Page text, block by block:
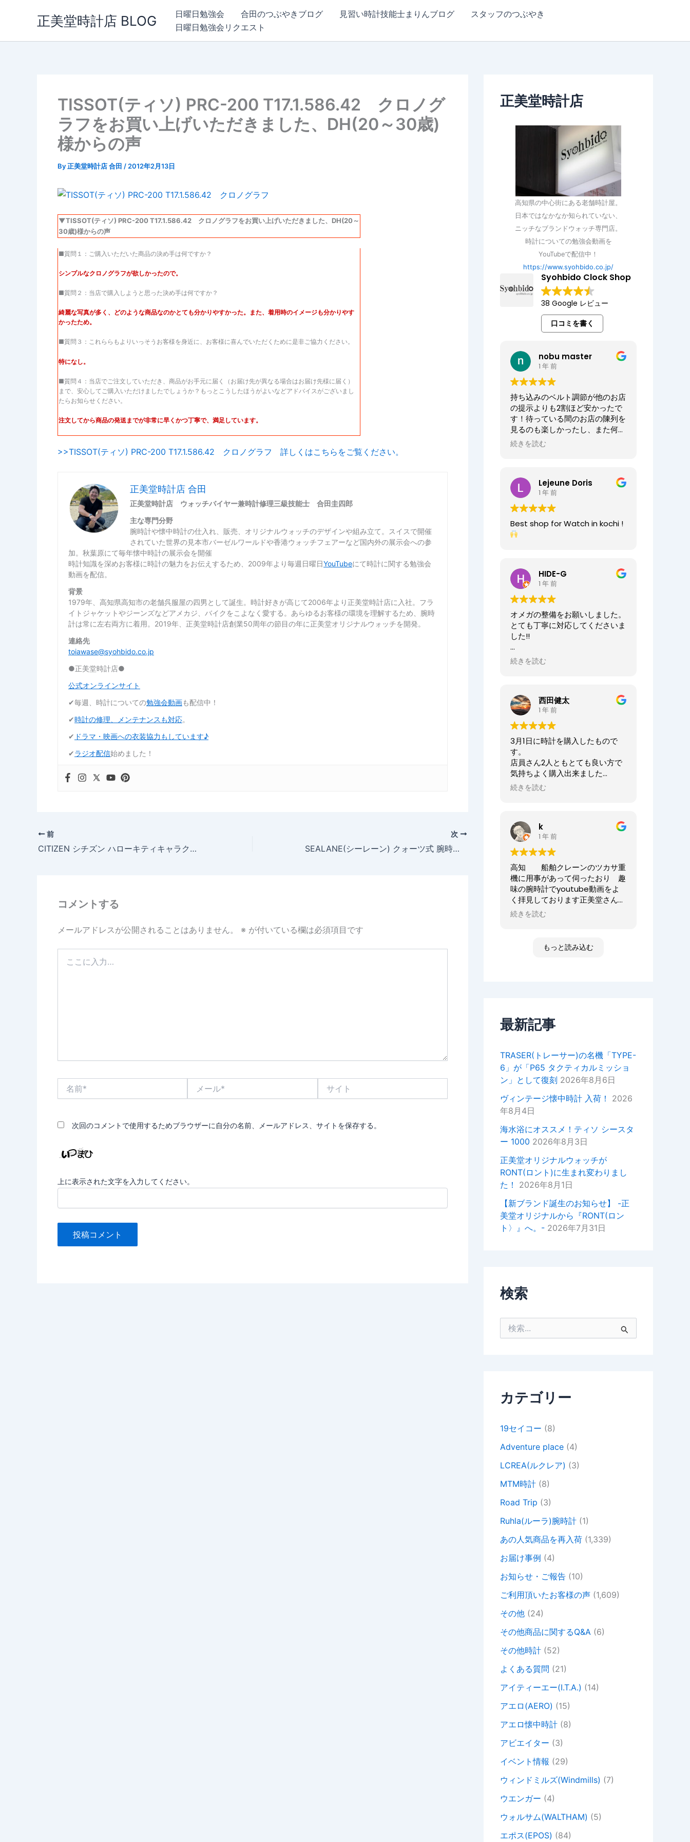
正美堂時計店 BLOG 日曜日勉強会 合田のつぶやきブログ 見習い時計技能士まりんブログ
スタッフのつぶやき
日曜日勉強会リクエスト
TISSOT(ティソ) PRC-200 T17.1.586.42 クロノグ
ラフをお買い上げいただきました、DH(20～30歳)
様からの声
By正美堂時計店 合田 / 2012年2月13日
▼TISSOT(ティソ) PRC-200 T17.1.586.42 クロノグラフをお買い上げいただきました、DH(20～
30歳)様からの声
■質問１：ご購入いただいた商品の決め手は何ですか？
シンプルなクロノグラフが欲しかったので。
■質問２：当店で購入しようと思った決め手は何ですか？
綺麗な写真が多く、どのような商品なのかとても分かりやすかった。また、着用時のイメージも分かりやす
かったため。
■質問３：これららもよりいっそうお客様を身近に、お客様に喜んでいただくために是非ご協力ください。
特になし。
■質問４：当店でご注文していただき、商品がお手元に届く（お届け先が異なる場合はお届け先様に届く）
まで、安心してご購入いただけましたでしょうか？もっとこうしたほうがよいなどアドバイスがございまし
たらお知らせください。
注文してから商品の発送までが非常に早くかつ丁寧で、満足しています。
>>TISSOT(ティソ) PRC-200 T17.1.586.42 クロノグラフ 詳しくはこちらをご覧ください。
正美堂時計店 合田
正美堂時計店 ウォッチバイヤー兼時計修理三級技能士 合田圭四郎
主な専門分野
腕時計や懐中時計の仕入れ、販売、オリジナルウォッチのデザインや組み立て。スイスで開催
されていた世界の見本市バーゼルワールドや香港ウォッチフェアーなど国内外の展示会への参
加。秋葉原にて毎年懐中時計の展示会を開催
時計知識を深めお客様に時計の魅力をお伝えするため、2009年より毎週日曜日YouTubeにて時計に関する勉強会
動画を配信。
背景
1979年、高知県高知市の老舗呉服屋の四男として誕生。時計好きが高じて2006年より正美堂時計店に入社。フラ
イトジャケットやジーンズなどアメカジ、バイクをこよなく愛する。あらゆるお客様の環境を理解するため、腕時
計は常に左右両方に着用。2019年、正美堂時計店創業50周年の節目の年に正美堂オリジナルウォッチを開発。
連絡先
toiawase@syohbido.co.jp
●正美堂時計店●
公式オンラインサイト
✔︎毎週、時計についての勉強会動画も配信中！
✔︎時計の修理、メンテナンスも対応。
✔︎ ドラマ・映画への衣装協力もしています♪
✔︎ラジオ配信始めました！
前
CITIZEN シチズン ハローキティキャラクター目覚まし時計【4RA418MJ13】入荷致しました。
次
SEALANE(シーレーン) クォーツ式 腕時計 SE32-MBKをお買い上げいただきました、ケン(30～40歳)様からの声
コメントする
メールアドレスが公開されることはありません。 ※ が付いている欄は必須項目です
次回のコメントで使用するためブラウザーに自分の名前、メールアドレス、サイトを保存する。
上に表示された文字を入力してください。
正美堂時計店
高知県の中心街にある老舗時計屋。
日本ではなかなか知られていない、
ニッチなブランドウォッチ専門店。
時計についての勉強会動画を
YouTubeで配信中！
https://www.syohbido.co.jp/
Syohbido Clock Shop
38 Google レビュー
口コミを書く
nobu master
1 年 前
持ち込みのベルト調節が他のお店
の提示よりも2割ほど安かったで
す！待っている間のお店の陳列を
見るのも楽しかったし、また何か
あればお願いしたいお店でした。
た。店員の方が親切なのに加え、
時計がお好きなのが伝わってきま
すし、寄り添った接客をしてくれ
ましたので、買い物が気持ちよく
できました。また、おすすめ通り
交換したベルトもガラッと雰囲気
と仕事がマッチしたご商売は人の
心を豊かにするんだなぁと感じ入
りました。ありがとうございま
す。
オーナーからの返信
先日はベルト調整のご依頼誠にあ
店内も楽しんでいただけて何より
でございます。
ませ。
続きを読む
Lejeune Doris
1 年 前
Best shop for Watch in kochi !
HIDE-G
1 年 前
オメガの整備をお願いしました。
とても丁寧に対応してくださいま
した!!
オーナーからの返信
HIDE-G様
正美堂時計店でございます。
この度は大切な時計の修理をお任
せいただき誠にありがとうござい
ます。
また、嬉しい口コミも誠にありが
とうございます！！
何度も来ていただき申し訳ござい
ませんでした。
ル等、永くお付き合いいただけま
すと幸いです。
どうぞよろしくお願いいたしま
す。
正美堂時計店スタッフ
続きを読む
西田健太
1 年 前
3月1日に時計を購入したもので
す。
店員さん2人ともとても良い方で
気持ちよく購入出来ました
ありがとうございました
この度は数ある時計店の中から当
店へご来店いただき誠にありがと
うございました。
また、嬉しいまで、誠に口コミい
ただきありがとうございます。
大切な時計選びにお立ち会いでき
てとても嬉しかったです
またベルトのサイズが合わなくな
正美堂スタッフ
続きを読む
k
1 年 前
高知 船舶クレーンのツカサ重
機に用事があって伺ったおり 趣
味の腕時計でyoutube動画をよ
く拝見しております正美堂さん
へ 冷やかしで伺ってしまいまし
た ゴメンなさい 小心者ですか
な時間でした
高知 あと何回伺う事があるだ
セイコーのオートクォーツ 褒め
てもらえた！
オーナーからの返信
k様
この度は嬉しい評価をいただき誠
にありがとうございます。
YouTubeの動画もご覧いただい
ているとのことで、スタッフ一同
大変嬉しい気持ちでございます。
次お越しの際はぜひお話しさせて
いただきたいので宜しければお声
掛けいただけると幸いでございま
す。
今後ともどうぞよろしくお願いい
たします。
正美堂時計店スタッフ
続きを読む
もっと読み込む
最新記事
TRASER(トレーサー)の名機「TYPE-
6」が「P65 タクティカルミッショ
ン」として復刻 2026年8月6日
ヴィンテージ懐中時計 入荷！
2026
年8月4日
海水浴にオススメ！ティソ シースタ
ー 1000 2026年8月3日
正美堂オリジナルウォッチが
RONT(ロント)に生まれ変わりまし
た！
2026年8月1日
【新ブランド誕生のお知らせ】 -正
美堂オリジナルから『RONT(ロン
ト〉』へ。- 2026年7月31日
検索
カテゴリー
19セイコー (8)
Adventure place (4)
LCREA(ルクレア) (3)
MTM時計 (8)
Road Trip (3)
Ruhla(ルーラ)腕時計 (1)
あの人気商品を再入荷 (1,339)
お届け事例 (4)
お知らせ・ご報告 (10)
ご利用頂いたお客様の声 (1,609)
その他 (24)
その他商品に関するQ&A (6)
その他時計 (52)
よくある質問 (21)
アイティーエー(I.T.A.) (14)
アエロ(AERO) (15)
アエロ懐中時計 (8)
アビエイター (3)
イベント情報 (29)
ウィンドミルズ(Windmills) (7)
ウエンガー (4)
ウォルサム(WALTHAM) (5)
エポス(EPOS) (84)